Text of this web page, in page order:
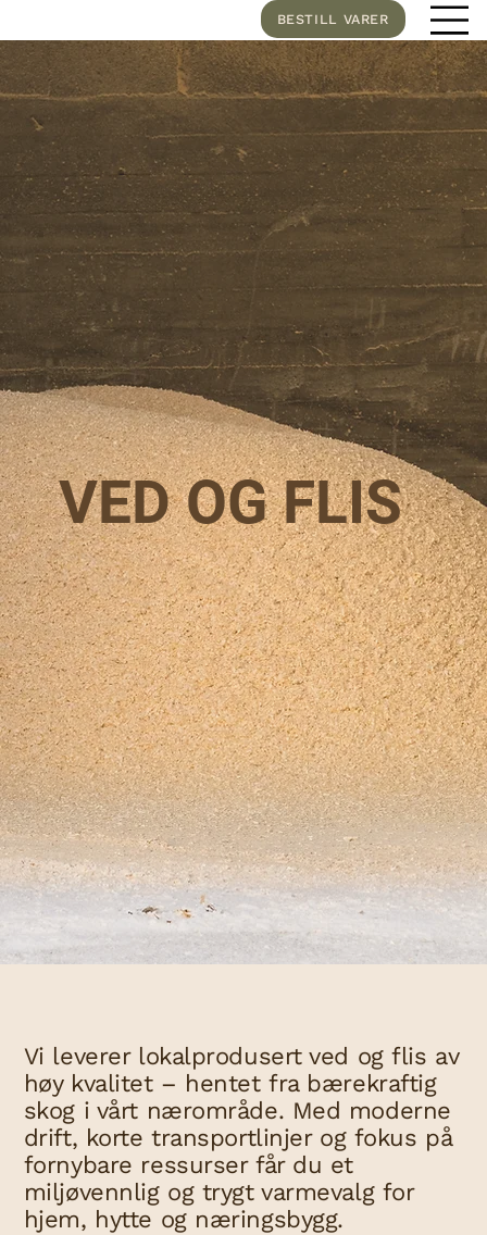
BESTILL VARER
VED OG FLIS
Vi leverer lokalprodusert ved og flis av
høy kvalitet – hentet fra bærekraftig
skog i vårt nærområde. Med moderne
drift, korte transportlinjer og fokus på
fornybare ressurser får du et
miljøvennlig og trygt varmevalg for
hjem, hytte og næringsbygg.